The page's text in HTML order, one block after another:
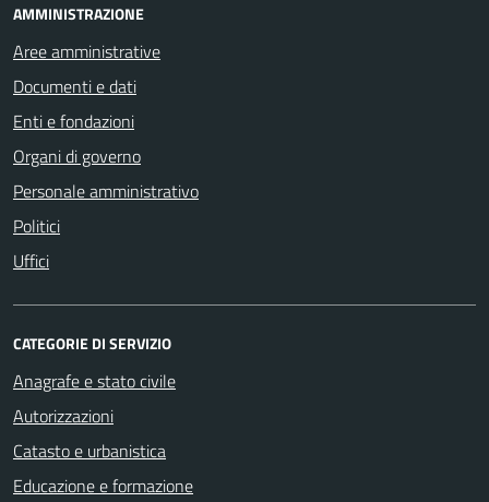
AMMINISTRAZIONE
Aree amministrative
Documenti e dati
Enti e fondazioni
Organi di governo
Personale amministrativo
Politici
Uffici
CATEGORIE DI SERVIZIO
Anagrafe e stato civile
Autorizzazioni
Catasto e urbanistica
Educazione e formazione